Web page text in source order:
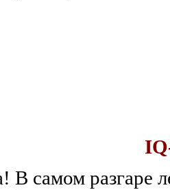
В самом разгаре